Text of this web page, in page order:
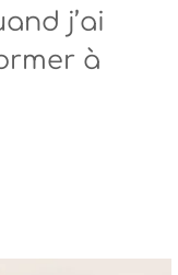
j’ai
à